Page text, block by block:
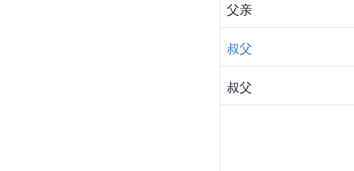
父亲
叔父
叔父